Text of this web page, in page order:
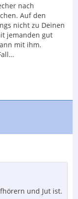
nach
Auf den
nicht zu Deinen
jemanden gut
mit ihm.
und Jut ist.